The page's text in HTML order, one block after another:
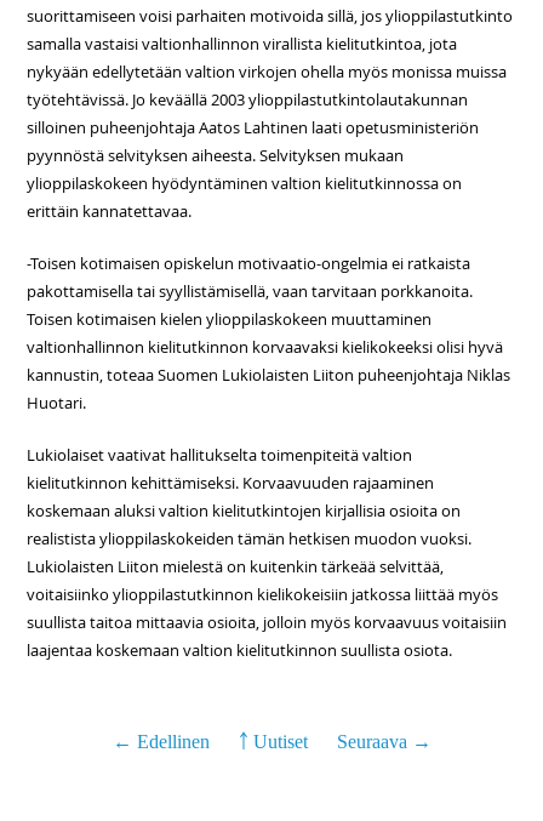
suorittamiseen voisi parhaiten motivoida sillä, jos ylioppilastutkinto
samalla vastaisi valtionhallinnon virallista kielitutkintoa, jota
nykyään edellytetään valtion virkojen ohella myös monissa muissa
työtehtävissä. Jo keväällä 2003 ylioppilastutkintolautakunnan
silloinen puheenjohtaja Aatos Lahtinen laati opetusministeriön
pyynnöstä selvityksen aiheesta. Selvityksen mukaan
ylioppilaskokeen hyödyntäminen valtion kielitutkinnossa on
erittäin kannatettavaa.
-Toisen kotimaisen opiskelun motivaatio-ongelmia ei ratkaista
pakottamisella tai syyllistämisellä, vaan tarvitaan porkkanoita.
Toisen kotimaisen kielen ylioppilaskokeen muuttaminen
valtionhallinnon kielitutkinnon korvaavaksi kielikokeeksi olisi hyvä
kannustin, toteaa Suomen Lukiolaisten Liiton puheenjohtaja Niklas
Huotari.
Lukiolaiset vaativat hallitukselta toimenpiteitä valtion
kielitutkinnon kehittämiseksi. Korvaavuuden rajaaminen
koskemaan aluksi valtion kielitutkintojen kirjallisia osioita on
realistista ylioppilaskokeiden tämän hetkisen muodon vuoksi.
Lukiolaisten Liiton mielestä on kuitenkin tärkeää selvittää,
voitaisiinko ylioppilastutkinnon kielikokeisiin jatkossa liittää myös
suullista taitoa mittaavia osioita, jolloin myös korvaavuus voitaisiin
laajentaa koskemaan valtion kielitutkinnon suullista osiota.
← Edellinen ￪ Uutiset Seuraava →